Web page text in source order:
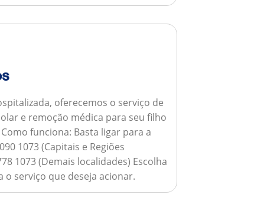
oferecemos o serviço de
e remoção médica para seu filho
Como funciona: Basta ligar para a
1073 (Capitais e Regiões
1073 (Demais localidades) Escolha
o serviço que deseja acionar.